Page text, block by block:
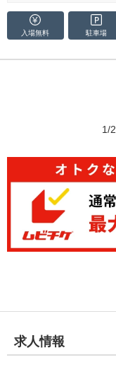
入場無料 駐車場
1/2
求人情報